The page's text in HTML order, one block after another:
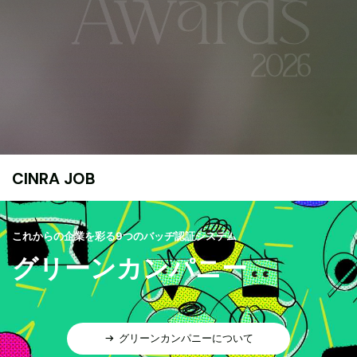
CINRA JOB
これからの企業を彩る9つのバッヂ認証システム
グリーンカンパニー
グリーンカンパニーについて